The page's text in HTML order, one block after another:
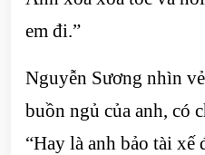
em đi.”
Nguyễn Sương nhìn
buồn ngủ của anh, có
“Hay là anh bảo tài xế